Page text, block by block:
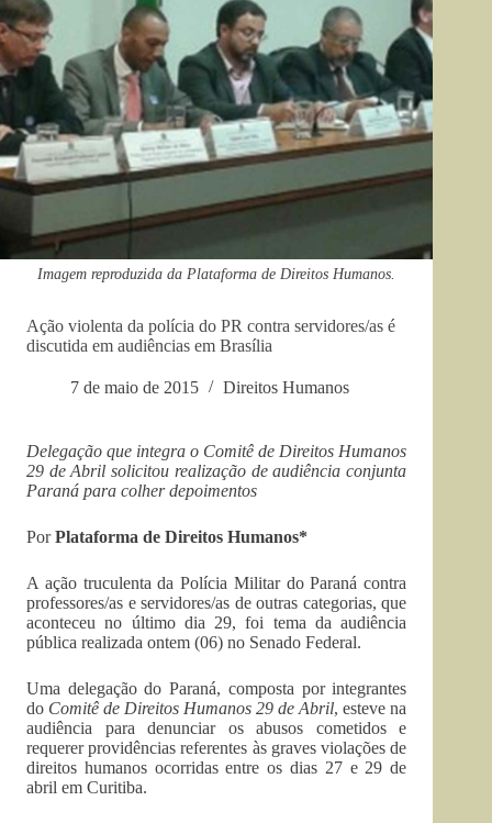
Imagem reproduzida da Plataforma de Direitos Humanos.
Ação violenta da polícia do PR contra servidores/as é
discutida em audiências em Brasília
7 de maio de 2015 Direitos Humanos
Delegação que integra o Comitê de Direitos Humanos
29 de Abril solicitou realização de audiência conjunta
Paraná para colher depoimentos
PorPlataforma de Direitos Humanos*
A ação truculenta da Polícia Militar do Paraná contra
professores/as e servidores/as de outras categorias, que
aconteceu no último dia 29, foi tema da audiência
pública realizada ontem (06) no Senado Federal.
Uma delegação do Paraná, composta por integrantes
do Comitê de Direitos Humanos 29 de Abril, esteve na
audiência para denunciar os abusos cometidos e
requerer providências referentes às graves violações de
direitos humanos ocorridas entre os dias 27 e 29 de
abril em Curitiba.